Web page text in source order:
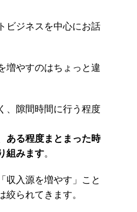
ビジネスを中心にお話
増やすのはちょっと違
、隙間時間に行う程度
ある程度まとまった時
組みます。
収入源を増やす」こと
絞られてきます。